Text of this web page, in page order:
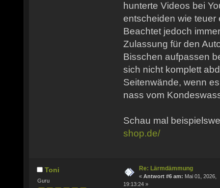
hunterte Videos bei
entscheiden wie teuer
Beachtet jedoch
Zulassung für den
Bisschen aufpassen
sich nicht komplett
Seitenwände, wenn
nass vom
Schau mal
shop.de/
Toni
Guru
Re: Lärmdämmung
« Antwort #6 am: Mai 01, 2026,
19:13:24 »